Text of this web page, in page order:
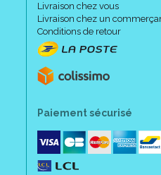
Livraison chez vous
Livraison chez un
Conditions de retour
Paiement sécurisé